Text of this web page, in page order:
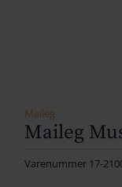
Maileg
Maileg
Varenummer 17-